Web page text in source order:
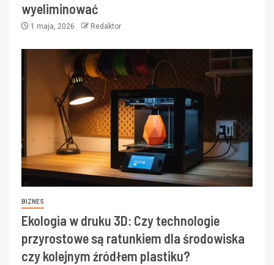
wyeliminować
1 maja, 2026 Redaktor
BIZNES
Ekologia w druku 3D: Czy technologie
przyrostowe są ratunkiem dla środowiska
czy kolejnym źródłem plastiku?